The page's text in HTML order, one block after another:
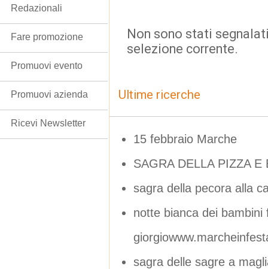
Non sono stati
selezione corrente.
Ultime ricerche
15 febbraio Marche
SAGRA DELLA PIZZA E
sagra della pecora alla
notte bianca dei
sagra delle sagre a
Redazionali
Fare promozione
Promuovi evento
Promuovi azienda
Ricevi Newsletter